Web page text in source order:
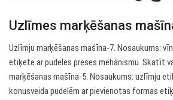
Uzlīmes marķēšanas
Uzlīmju marķēšanas mašīna-7. Nosaukums:
etiķete ar pudeles preses mehānismu. Skatīt
marķēšanas mašīna-5. Nosaukums: uzlīmju
konusveida pudelēm ar pievienotas formas